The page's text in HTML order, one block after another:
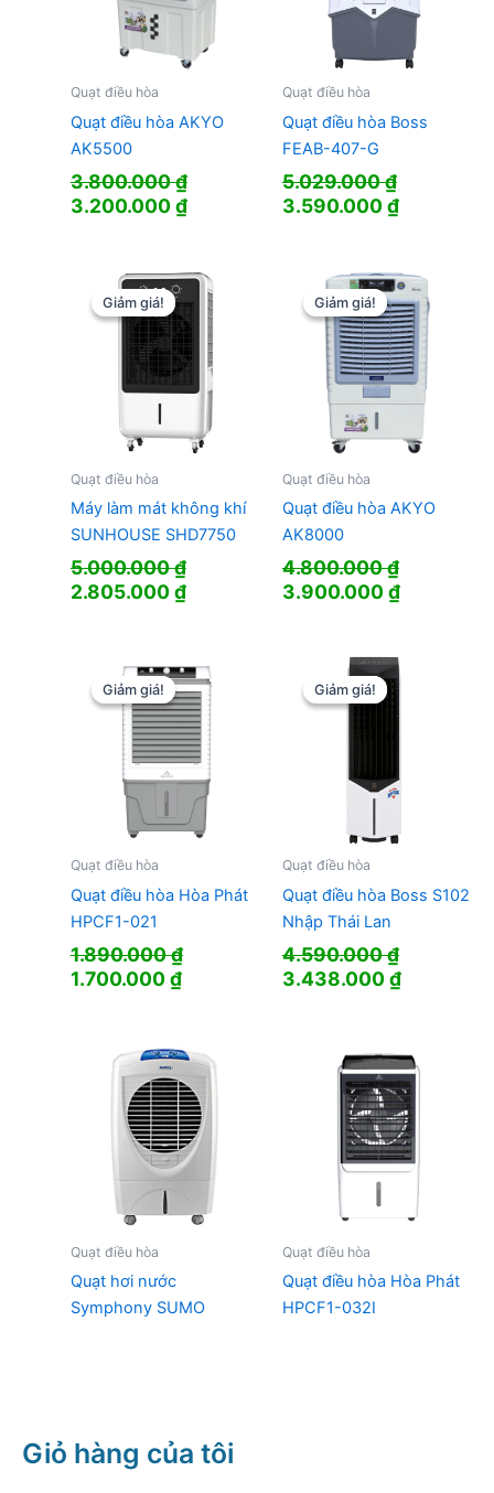
Quạt điều hòa
Quạt điều hòa AKYO
AK5500
3.800.000₫
Giá
3.800.000 ₫.
3.200.000₫Giá
là:
3.200.000 ₫.
Quạt điều hòa
Quạt điều hòa Boss
FEAB-407-G
5.029.000₫
Giá
5.029.000 ₫.
3.590.000₫Giá
là:
Giảm giá!
Giảm giá!
Quạt điều hòa
Máy làm mát không khí
SUNHOUSE SHD7750
5.000.000₫
Giá
5.000.000 ₫.
2.805.000₫Giá
là:
2.805.000 ₫.
Giảm giá!
Giảm giá!
Quạt điều hòa
Quạt điều hòa AKYO
AK8000
4.800.000₫
Giá
4.800.000 ₫.
3.900.000₫Giá
là:
Giảm giá!
Giảm giá!
Quạt điều hòa
Quạt điều hòa Hòa Phát
HPCF1-021
1.890.000₫
Giá
1.890.000 ₫.
1.700.000₫Giá
là:
1.700.000 ₫.
Giảm giá!
Giảm giá!
Quạt điều hòa
Quạt điều hòa Boss S102
Nhập Thái Lan
4.590.000₫
Giá
4.590.000 ₫.
3.438.000₫Giá
là:
Quạt điều hòa
Quạt hơi nước
Symphony SUMO
Quạt điều hòa
Quạt điều hòa Hòa Phát
HPCF1-032I
Giỏ hàng của tôi